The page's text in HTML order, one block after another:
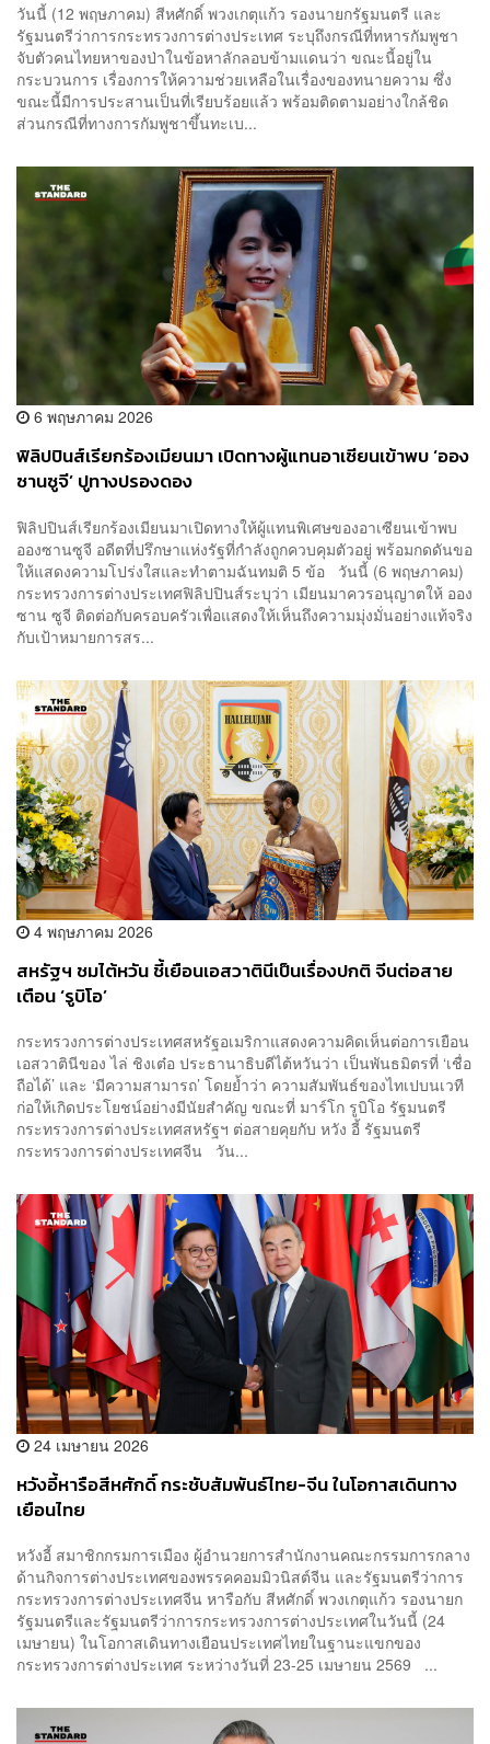
วันนี้ (12 พฤษภาคม) สีหศักดิ์​ พวงเกตุแก้ว​ รองนายกรัฐมนตรี และ​
รัฐมนตรี​ว่าการ​กระทรวง​การต่างประเทศ​ ระบุถึงกรณีที่ทหารกัมพูชา
จับตัวคนไทยหาของป่าในข้อหาลักลอบข้ามแดนว่า​ ขณะนี้อยู่ใน
กระบวนการ เรื่องการให้ความช่วยเหลือในเรื่องของทนายความ ซึ่ง
ขณะนี้มีการประสานเป็นที่เรียบร้อยแล้ว พร้อมติดตามอย่างใกล้ชิด
ส่วนกรณีที่ทางการกัมพูชาขึ้นทะเบ...
6 พฤษภาคม 2026
ฟิลิปปินส์เรียกร้องเมียนมา เปิดทางผู้แทนอาเซียนเข้าพบ ‘ออง
ซานซูจี’ ปูทางปรองดอง
ฟิลิปปินส์เรียกร้องเมียนมาเปิดทางให้ผู้แทนพิเศษของอาเซียนเข้าพบ
อองซานซูจี อดีตที่ปรึกษาแห่งรัฐที่กำลังถูกควบคุมตัวอยู่ พร้อมกดดันขอ
ให้แสดงความโปร่งใสและทำตามฉันทมติ 5 ข้อ วันนี้ (6 พฤษภาคม)
กระทรวงการต่างประเทศฟิลิปปินส์ระบุว่า เมียนมาควรอนุญาตให้ ออง
ซาน ซูจี ติดต่อกับครอบครัวเพื่อแสดงให้เห็นถึงความมุ่งมั่นอย่างแท้จริง
กับเป้าหมายการสร...
4 พฤษภาคม 2026
สหรัฐฯ ชมไต้หวัน ชี้เยือนเอสวาตินีเป็นเรื่องปกติ จีนต่อสาย
เตือน ‘รูบิโอ’
กระทรวงการต่างประเทศสหรัฐอเมริกาแสดงความคิดเห็นต่อการเยือน
เอสวาตินีของ ไล่ ชิงเต๋อ ประธานาธิบดีไต้หวันว่า เป็นพันธมิตรที่ ‘เชื่อ
ถือได้’ และ ‘มีความสามารถ’ โดยย้ำว่า ความสัมพันธ์ของไทเปบนเวที
ก่อให้เกิดประโยชน์อย่างมีนัยสำคัญ ขณะที่ มาร์โก รูบิโอ รัฐมนตรี
กระทรวงการต่างประเทศสหรัฐฯ ต่อสายคุยกับ หวัง อี้ รัฐมนตรี
กระทรวงการต่างประเทศจีน วัน...
24 เมษายน 2026
หวังอี้หารือสีหศักดิ์ กระชับสัมพันธ์ไทย-จีน ในโอกาสเดินทาง
เยือนไทย
หวังอี้ สมาชิกกรมการเมือง ผู้อำนวยการสำนักงานคณะกรรมการกลาง
ด้านกิจการต่างประเทศของพรรคคอมมิวนิสต์จีน และรัฐมนตรีว่าการ
กระทรวงการต่างประเทศจีน หารือกับ สีหศักดิ์ พวงเกตุแก้ว รองนายก
รัฐมนตรีและรัฐมนตรีว่าการกระทรวงการต่างประเทศในวันนี้ (24
เมษายน) ในโอกาสเดินทางเยือนประเทศไทยในฐานะแขกของ
กระทรวงการต่างประเทศ ระหว่างวันที่ 23-25 เมษายน 2569 ...